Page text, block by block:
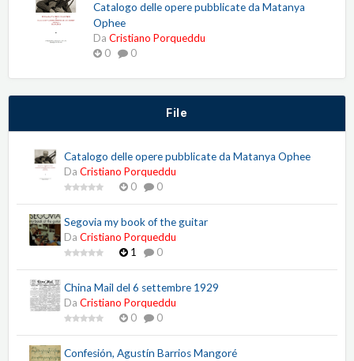
Catalogo delle opere pubblicate da Matanya
Ophee
Da Cristiano Porqueddu
0
0
File
Catalogo delle opere pubblicate da Matanya Ophee
Da Cristiano Porqueddu
0
0
Segovia my book of the guitar
Da Cristiano Porqueddu
1
0
China Mail del 6 settembre 1929
Da Cristiano Porqueddu
0
0
Confesión, Agustín Barrios Mangoré